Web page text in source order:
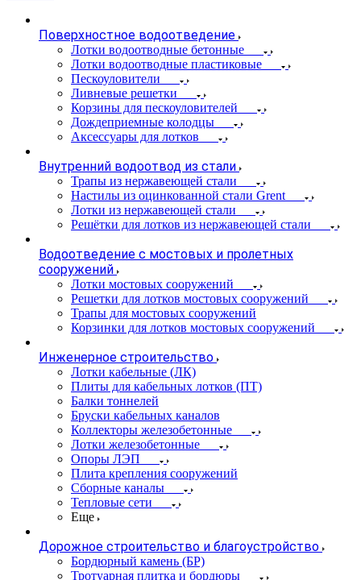
Поверхностное водоотведение
Лотки водоотводные бетонные
Лотки водоотводные пластиковые
Пескоуловители
Ливневые решетки
Корзины для пескоуловителей
Дождеприемные колодцы
Аксессуары для лотков
Внутренний водоотвод из стали
Трапы из нержавеющей стали
Настилы из оцинкованной стали Grent
Лотки из нержавеющей стали
Решётки для лотков из нержавеющей стали
Водоотведение с мостовых и пролетных
сооружений
Лотки мостовых сооружений
Решетки для лотков мостовых сооружений
Трапы для мостовых сооружений
Корзинки для лотков мостовых сооружений
Инженерное строительство
Лотки кабельные (ЛК)
Плиты для кабельных лотков (ПТ)
Балки тоннелей
Бруски кабельных каналов
Коллекторы железобетонные
Лотки железобетонные
Опоры ЛЭП
Плита крепления сооружений
Сборные каналы
Тепловые сети
Еще
Дорожное строительство и благоустройство
Бордюрный камень (БР)
Тротуарная плитка и бордюры